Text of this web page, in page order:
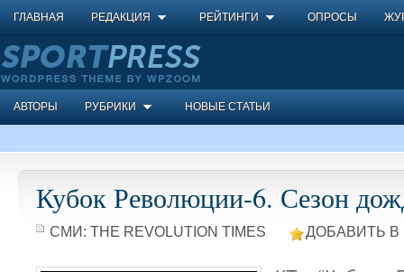
ГЛАВНАЯ РЕДАКЦИЯ РЕЙТИНГИ ОПРОСЫ
АВТОРЫ РУБРИКИ НОВЫЕ СТАТЬИ
Кубок Революции-6. Сезон
СМИ: THE REVOLUTION TIMES ДОБАВИТЬ В